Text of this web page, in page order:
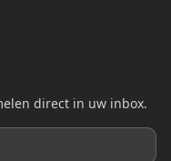
direct in uw inbox.